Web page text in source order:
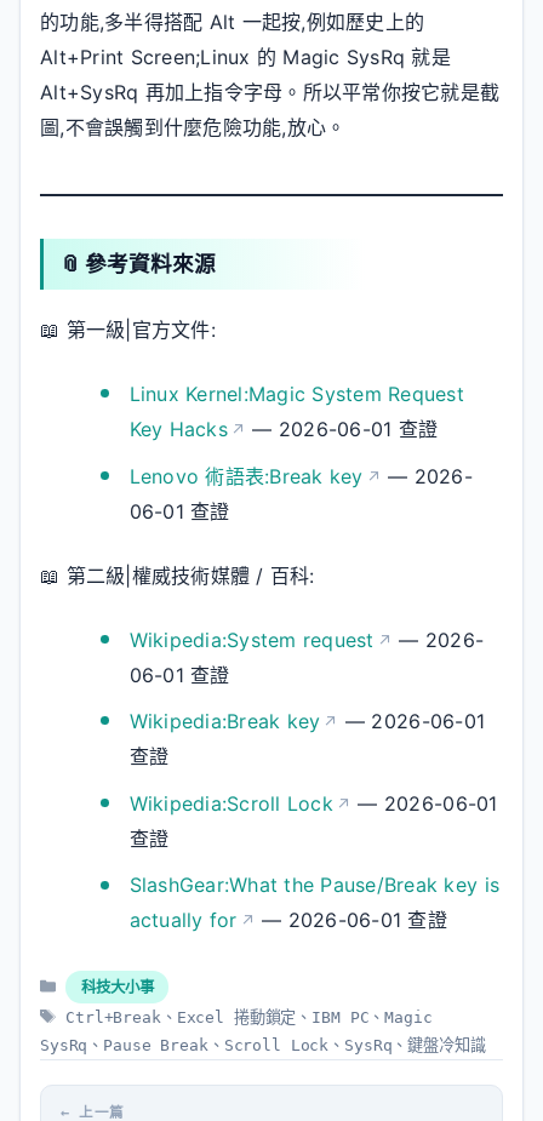
的功能,多半得搭配 Alt 一起按,例如歷史上的
Alt+Print Screen;Linux 的 Magic SysRq 就是
Alt+SysRq 再加上指令字母。所以平常你按它就是截
圖,不會誤觸到什麼危險功能,放心。
📎 參考資料來源
📖 第一級|官方文件:
Linux Kernel:Magic System Request
Key Hacks
— 2026-06-01 查證
Lenovo 術語表:Break key
— 2026-
06-01 查證
📖 第二級|權威技術媒體 / 百科:
Wikipedia:System request
— 2026-
06-01 查證
Wikipedia:Break key
— 2026-06-01
查證
Wikipedia:Scroll Lock
— 2026-06-01
查證
SlashGear:What the Pause/Break key is
actually for
— 2026-06-01 查證
分
類
科技大小事
標
籤
Ctrl+Break 、 Excel 捲動鎖定 、 IBM PC 、Magic
SysRq 、 Pause Break 、 Scroll Lock 、 SysRq 、鍵盤冷知識